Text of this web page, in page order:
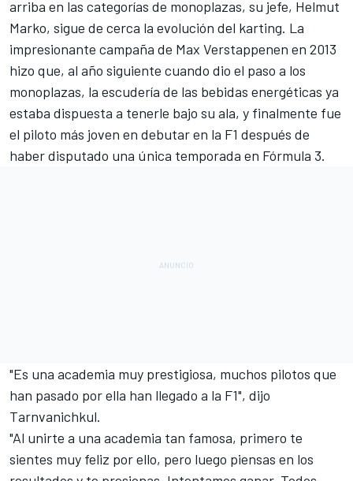
arriba en las categorías de monoplazas, su jefe, Helmut
Marko, sigue de cerca la evolución del karting. La
impresionante campaña de Max Verstappenen en 2013
hizo que, al año siguiente cuando dio el paso a los
monoplazas, la escudería de las bebidas energéticas ya
estaba dispuesta a tenerle bajo su ala, y finalmente fue
el piloto más joven en debutar en la F1 después de
haber disputado una única temporada en Fórmula 3.
"Es una academia muy prestigiosa, muchos pilotos que
han pasado por ella han llegado a la F1", dijo
Tarnvanichkul.
"Al unirte a una academia tan famosa, primero te
sientes muy feliz por ello, pero luego piensas en los